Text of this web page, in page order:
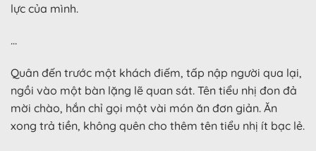
lực của mình.
…
Quân đến trước một khách điếm, tấp nập người qua lại,
ngồi vào một bàn lặng lẽ quan sát. Tên tiểu nhị đon đả
mời chào, hắn chỉ gọi một vài món ăn đơn giản. Ăn
xong trả tiền, không quên cho thêm tên tiểu nhị ít bạc lẻ.